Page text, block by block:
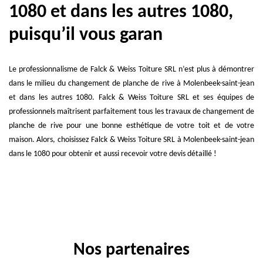
1080 et dans les autres 1080,
puisqu’il vous garan
Le professionnalisme de Falck & Weiss Toiture SRL n’est plus à démontrer
dans le milieu du changement de planche de rive à Molenbeek-saint-jean
et dans les autres 1080. Falck & Weiss Toiture SRL et ses équipes de
professionnels maîtrisent parfaitement tous les travaux de changement de
planche de rive pour une bonne esthétique de votre toit et de votre
maison. Alors, choisissez Falck & Weiss Toiture SRL à Molenbeek-saint-jean
dans le 1080 pour obtenir et aussi recevoir votre devis détaillé !
Nos partenaires